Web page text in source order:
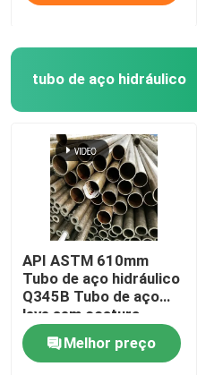
Produtos
Vídeos
Quem Somos
Fábrica
Controle de Qualidade
tubo de aço hidráulico
API ASTM 610mm
Tubo de aço hidráulico
Q345B Tubo de aço
leve sem costura
Melhor preço